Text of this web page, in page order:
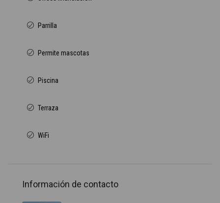
Parrilla
Permite mascotas
Piscina
Terraza
WiFi
Información de contacto